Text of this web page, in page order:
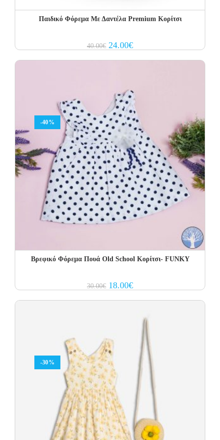
Παιδικό Φόρεμα Με Δαντέλα Premium Κορίτσι
40.00€ Original
price
24.00€Current
price
-40%
Βρεφικό Φόρεμα Πουά Old School Κορίτσι- FUNKY
30.00€ Original
price
18.00€Current
price
-30%